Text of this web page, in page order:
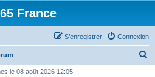
France
Connexion
S’enregistrer
le 08 août 2026 12:05